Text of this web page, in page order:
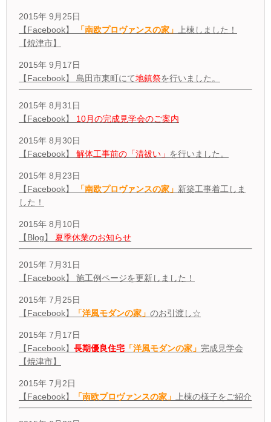
2015年 9月25日
【Facebook】
「南欧プロヴァンスの家」
上棟しました！
【焼津市】
2015年 9月17日
【Facebook】 島田市東町にて地鎮祭を行いました。
2015年 8月31日
【Facebook】 10月の完成見学会のご案内
2015年 8月30日
【Facebook】 解体工事前の「清祓い」 を行いました。
2015年 8月23日
【Facebook】
「南欧プロヴァンスの家」 新築工事着工しま
した！
2015年 8月10日
【Blog】 夏季休業のお知らせ
2015年 7月31日
【Facebook】 施工例ページを更新しました！
2015年 7月25日
【Facebook】
「洋風モダンの家」 のお引渡し☆
2015年 7月17日
【Facebook】 長期優良住宅 「洋風モダンの家」 完成見学会
【焼津市】
2015年 7月2日
【Facebook】
「南欧プロヴァンスの家」 上棟の様子をご紹介